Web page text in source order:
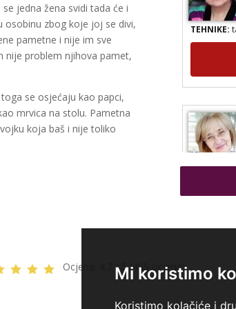
Mi koristimo
Koristimo kolačiće i
jedna žena svidi tada će i
osobinu zbog koje joj se divi,
pametne i nije im sve
nije problem njihova pamet,
se osjećaju kao papci,
mrvica na stolu. Pametna
koja baš i nije toliko
TEHNIKE:
TEHNIKE:
čišćenje
Ocjena: 4.7 / 5 (465 ocjena)